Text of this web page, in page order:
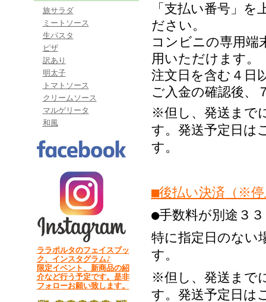
旅サラダ
ミートソース
生パスタ
ピザ
訳あり
明太子
トマトソース
クリームソース
マルゲリータ
和風
ララポルタのフェイスブッ
ク、インスタグラム♪
限定イベント、新商品の紹
介など行う予定です。是非
フォローお願い致します。
「支払い番号」
ださい。
コンビニの専用端
用いただけます。
注文日を含む４日
ご入金の確認後、
※但し、発送まで
す。発送予定日は
す。
■後払い決済 （※
●手数料が別途３
特に指定日のない
す。
※但し、発送まで
す。発送予定日は